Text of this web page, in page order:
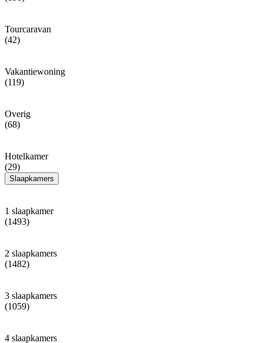
Tourcaravan
(42)
Vakantiewoning
(119)
Overig
(68)
Hotelkamer
(29)
Slaapkamers
1 slaapkamer
(1493)
2 slaapkamers
(1482)
3 slaapkamers
(1059)
4 slaapkamers